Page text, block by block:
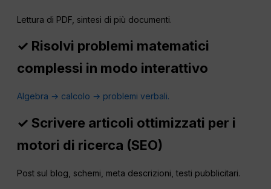
Lettura di PDF, sintesi di più documenti.
✓ Risolvi problemi matematici
complessi in modo interattivo
Algebra → calcolo → problemi verbali.
✓ Scrivere articoli ottimizzati per i
motori di ricerca (SEO)
Post sul blog, schemi, meta descrizioni, testi pubblicitari.